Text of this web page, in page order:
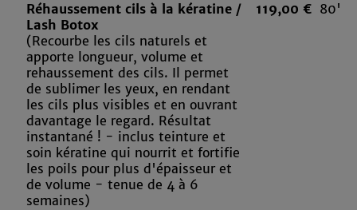
Réhaussement cils à la kératine /
Lash Botox
(Recourbe les cils naturels et
apporte longueur, volume et
rehaussement des cils. Il permet
de sublimer les yeux, en rendant
les cils plus visibles et en ouvrant
davantage le regard. Résultat
instantané ! - inclus teinture et
soin kératine qui nourrit et fortifie
les poils pour plus d'épaisseur et
de volume - tenue de 4 à 6
semaines)
119,00 € 80'